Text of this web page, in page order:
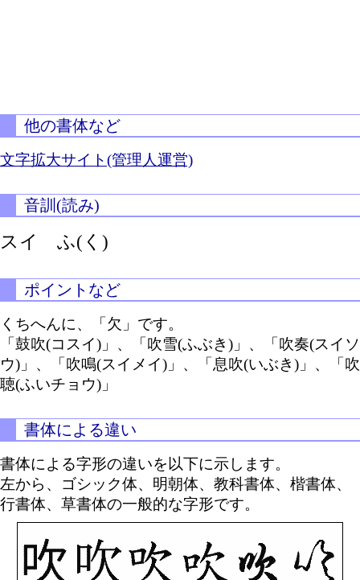
他の書体など
文字拡大サイト(管理人運営)
音訓(読み)
スイ ふ(く)
ポイントなど
くちへんに、「欠」です。
「鼓吹(コスイ)」、「吹雪(ふぶき)」、「吹奏(スイソ
ウ)」、「吹鳴(スイメイ)」、「息吹(いぶき)」、「吹
聴(ふいチョウ)」
書体による違い
書体による字形の違いを以下に示します。
左から、ゴシック体、明朝体、教科書体、楷書体、
行書体、草書体の一般的な字形です。